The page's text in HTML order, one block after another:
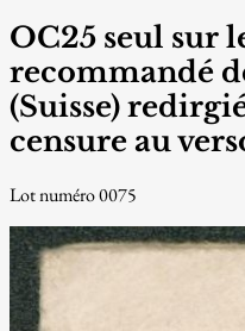
OC25 seul sur
recommandé
(Suisse)
censure au
Lot numéro 0075